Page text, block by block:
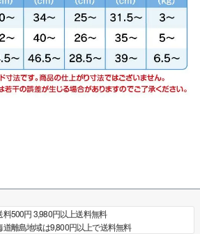
料500円 3,980円以上送料無料
道離島地域は9,800円以上で送料無料